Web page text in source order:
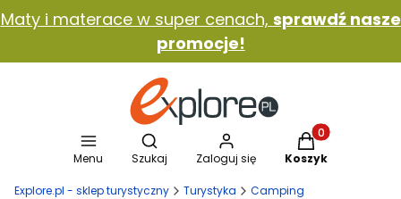
Maty i materace w super cenach, sprawdź nasze
promocje!
Menu
Otwórz wyszukiwarkę
Szukaj Zaloguj się
Produkty w
Koszyk
Explore.pl - sklep turystyczny Turystyka Camping